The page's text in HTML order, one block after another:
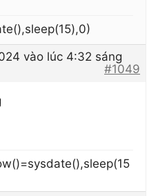
vào lúc 4:32 sáng
#1049